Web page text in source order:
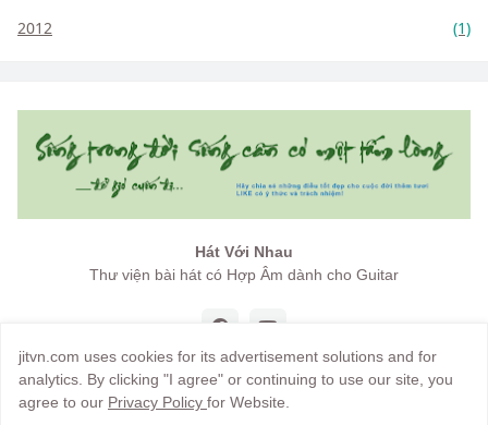
2012
(1)
Hát Với Nhau
Thư viện bài hát có Hợp Âm dành cho Guitar
Copyright by
jitvn.com uses cookies for its advertisement solutions and for
analytics. By clicking "I agree" or continuing to use our site, you
agree to our Privacy Policy for Website.